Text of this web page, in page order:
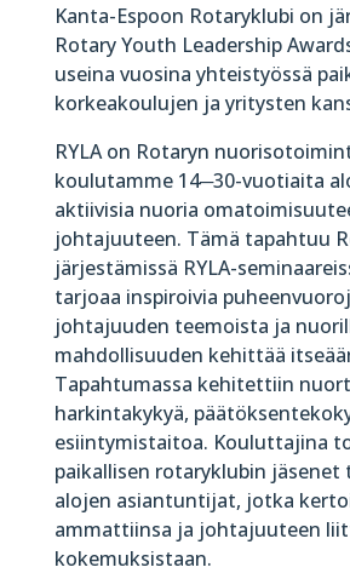
Kanta-Espoon Rotaryklubi on
Rotary Youth Leadership
useina vuosina yhteistyössä
korkeakoulujen ja yritysten
RYLA on Rotaryn
koulutamme 14─30-vuotiaita
aktiivisia nuoria
johtajuuteen. Tämä tapahtuu
järjestämissä RYLA-
tarjoaa inspiroivia
johtajuuden teemoista ja
mahdollisuuden kehittää
Tapahtumassa kehitettiin
harkintakykyä,
esiintymistaitoa. Kouluttajina
paikallisen rotaryklubin jäsenet
alojen asiantuntijat, jotka
ammattiinsa ja johtajuuteen
kokemuksistaan.